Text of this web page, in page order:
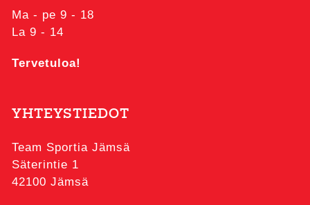
Ma - pe 9 - 18
La 9 - 14
Tervetuloa!
YHTEYSTIEDOT
Team Sportia Jämsä
Säterintie 1
42100 Jämsä